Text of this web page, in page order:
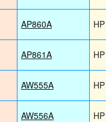
AP860A HP
AP861A HP
AW555A HP
AW556A HP